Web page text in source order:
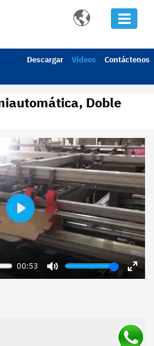

Descargar Vídeos Contáctenos
Doble
00:53
Mute
Enter
Play